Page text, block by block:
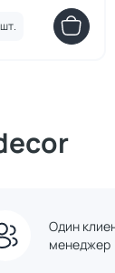
Один
менеджер